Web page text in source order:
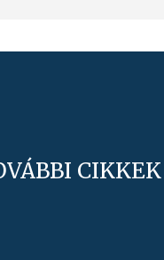
CIKKEK